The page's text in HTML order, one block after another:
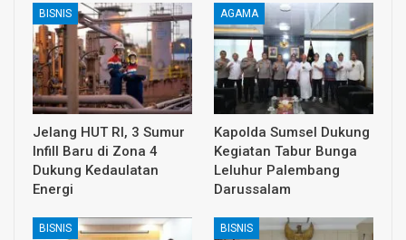
BISNIS
Jelang HUT RI, 3 Sumur
Infill Baru di Zona 4
Dukung Kedaulatan
Energi
AGAMA
Kapolda Sumsel Dukung
Kegiatan Tabur Bunga
Leluhur Palembang
Darussalam
BISNIS BISNIS